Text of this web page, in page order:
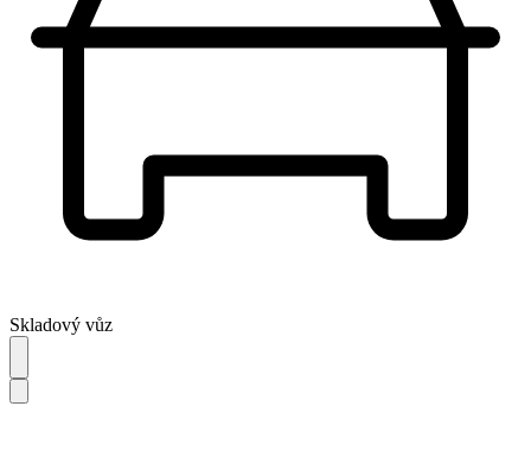
Skladový vůz